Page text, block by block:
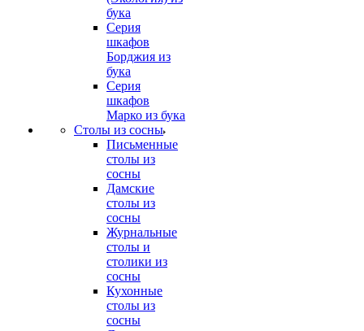
бука
Серия
шкафов
Борджия из
бука
Серия
шкафов
Марко из бука
Столы из сосны
Письменные
столы из
сосны
Дамские
столы из
сосны
Журнальные
столы и
столики из
сосны
Кухонные
столы из
сосны